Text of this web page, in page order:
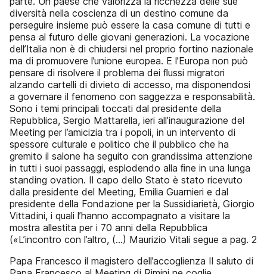
diversità nella coscienza di un destino comune da
perseguire insieme può essere la casa comune di tutti e
pensa al futuro delle giovani generazioni. La vocazione
dell’Italia non è di chiudersi nel proprio fortino nazionale
ma di promuovere l’unione europea. E l’Europa non può
pensare di risolvere il problema dei ﬂussi migratori
alzando cartelli di divieto di accesso, ma disponendosi
a governare il fenomeno con saggezza e responsabilità.
Sono i temi principali toccati dal presidente della
Repubblica, Sergio Mattarella, ieri all’inaugurazione del
Meeting per l’amicizia tra i popoli, in un intervento di
spessore culturale e politico che il pubblico che ha
gremito il salone ha seguito con grandissima attenzione
in tutti i suoi passaggi, esplodendo alla ﬁne in una lunga
standing ovation. Il capo dello Stato è stato ricevuto
dalla presidente del Meeting, Emilia Guarnieri e dal
presidente della Fondazione per la Sussidiarietà, Giorgio
Vittadini, i quali l’hanno accompagnato a visitare la
mostra allestita per i 70 anni della Repubblica
(«L’incontro con l’altro, (...) Maurizio Vitali segue a pag. 2
Papa Francesco il magistero dell’accoglienza Il saluto di